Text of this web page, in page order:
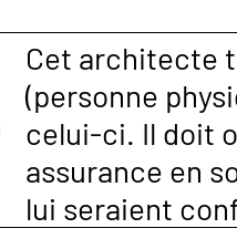
Cet architecte
(personne
celui-ci. Il doit
assurance en
lui seraient